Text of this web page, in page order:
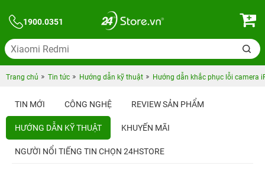
1900.0351
Trang chủ Tin tức Hướng dẫn kỹ thuật Hướng dẫn khắc phục lỗi camera
TIN MỚI CÔNG NGHỆ REVIEW SẢN PHẨM
HƯỚNG DẪN KỸ THUẬT KHUYẾN MÃI
NGƯỜI NỔI TIẾNG TIN CHỌN 24HSTORE